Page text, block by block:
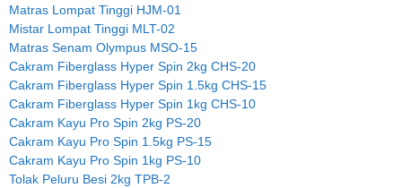
Matras Lompat Tinggi HJM-01
Mistar Lompat Tinggi MLT-02
Matras Senam Olympus MSO-15
Cakram Fiberglass Hyper Spin 2kg CHS-20
Cakram Fiberglass Hyper Spin 1.5kg CHS-15
Cakram Fiberglass Hyper Spin 1kg CHS-10
Cakram Kayu Pro Spin 2kg PS-20
Cakram Kayu Pro Spin 1.5kg PS-15
Cakram Kayu Pro Spin 1kg PS-10
Tolak Peluru Besi 2kg TPB-2